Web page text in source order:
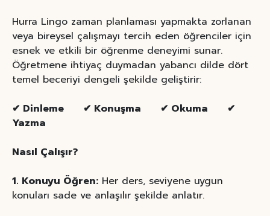
Hurra Lingo zaman planlaması yapmakta zorlanan
veya bireysel çalışmayı tercih eden öğrenciler için
esnek ve etkili bir öğrenme deneyimi sunar.
Öğretmene ihtiyaç duymadan yabancı dilde dört
temel beceriyi dengeli şekilde geliştirir:
✔ Dinleme ✔ Konuşma ✔ Okuma ✔
Yazma
Nasıl Çalışır?
1. Konuyu Öğren: Her ders, seviyene uygun
konuları sade ve anlaşılır şekilde anlatır.